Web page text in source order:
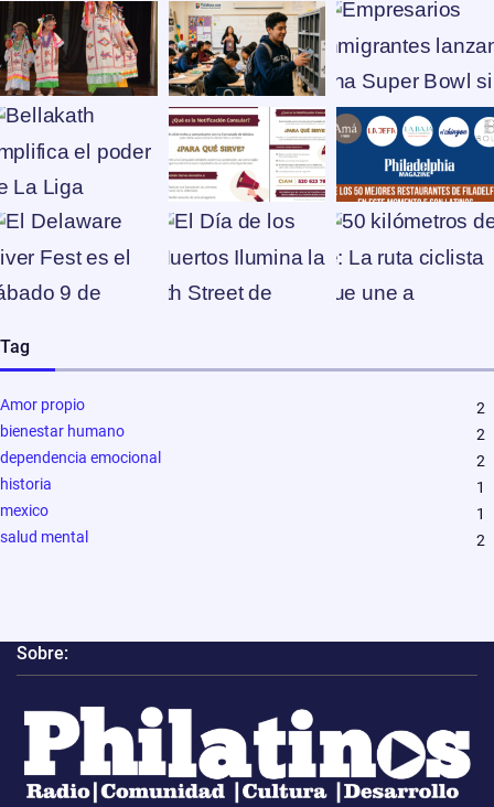
Tag
Amor propio
2
bienestar humano
2
dependencia emocional
2
historia
1
mexico
1
salud mental
2
Sobre: